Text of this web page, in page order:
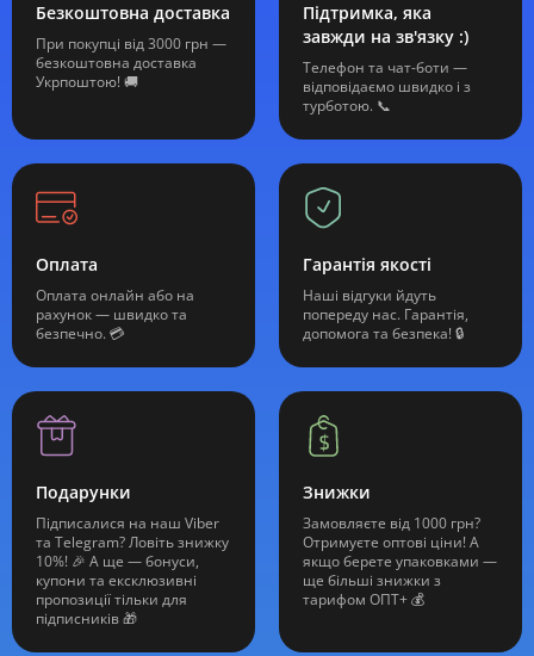
Безкоштовна доставка
При покупці від 3000 грн —
безкоштовна доставка
Укрпоштою! 🚚
Підтримка, яка
завжди на зв'язку :)
Телефон та чат-боти —
відповідаємо швидко і з
турботою. 📞
Оплата
Оплата онлайн або на
рахунок — швидко та
безпечно. 💳
Гарантія якості
Наші відгуки йдуть
попереду нас. Гарантія,
допомога та безпека! 🔒
Подарунки
Підписалися на наш Viber
та Telegram? Ловіть знижку
10%! 🎉 А ще — бонуси,
купони та ексклюзивні
пропозиції тільки для
підписників 🎁
Знижки
Замовляєте від 1000 грн?
Отримуєте оптові ціни! А
якщо берете упаковками —
ще більші знижки з
тарифом ОПТ+ 💰